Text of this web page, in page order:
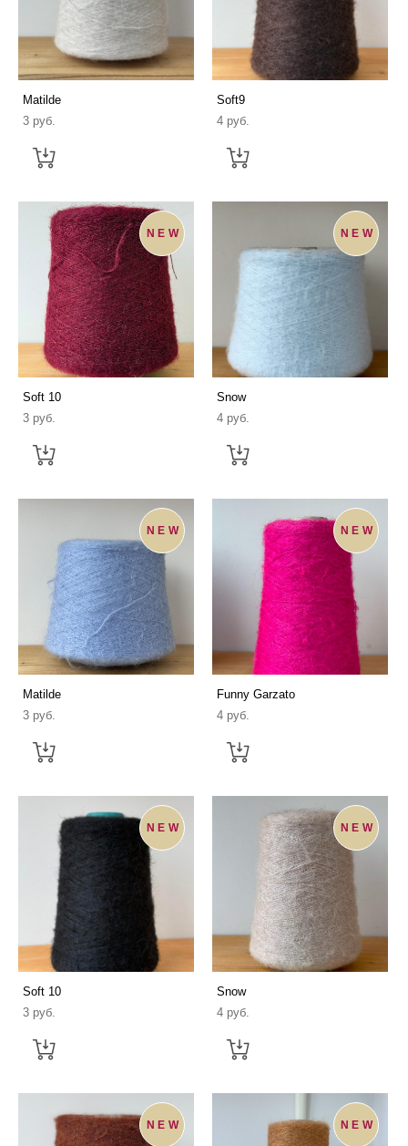
Matilde
3 pуб.
Soft9
4 pуб.
NEW
Soft 10
3 pуб.
NEW
Snow
4 pуб.
NEW
Matilde
3 pуб.
NEW
Funny Garzato
4 pуб.
NEW
Soft 10
3 pуб.
NEW
Snow
4 pуб.
NEW NEW